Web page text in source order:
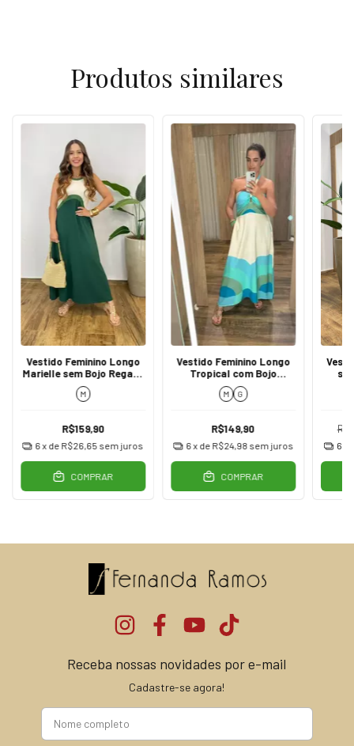
Produtos similares
Vestido Feminino Longo
Marielle sem Bojo Regata
Verde Militar
M
R$159,90
6x de R$26,65 sem juros
COMPRAR
Vestido Feminino Longo
Tropical com Bojo
Amarração Pescoço
Verde
M G
R$149,90
6x de R$24,98 sem juros
COMPRAR
6
Receba nossas novidades por e-mail
Cadastre-se agora!